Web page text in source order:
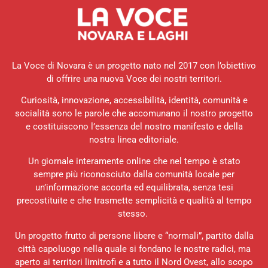
La Voce di Novara è un progetto nato nel 2017 con l’obiettivo
di offrire una nuova Voce dei nostri territori.
Curiosità, innovazione, accessibilità, identità, comunità e
socialità sono le parole che accomunano il nostro progetto
e costituiscono l’essenza del nostro manifesto e della
nostra linea editoriale.
Un giornale interamente online che nel tempo è stato
sempre più riconosciuto dalla comunità locale per
un’informazione accorta ed equilibrata, senza tesi
precostituite e che trasmette semplicità e qualità al tempo
stesso.
Un progetto frutto di persone libere e “normali”, partito dalla
città capoluogo nella quale si fondano le nostre radici, ma
aperto ai territori limitrofi e a tutto il Nord Ovest, allo scopo